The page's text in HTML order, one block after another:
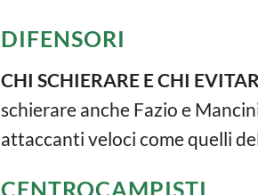
DIFENSORI
CHI SCHIERARE E CHI
schierare anche Fazio e
attaccanti veloci come quelli
CENTROCAMPISTI